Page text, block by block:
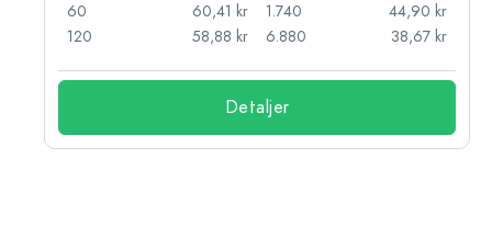
60
60,41 kr
120
58,88 kr
1.740
44,90 kr
6.880
38,67 kr
Detaljer